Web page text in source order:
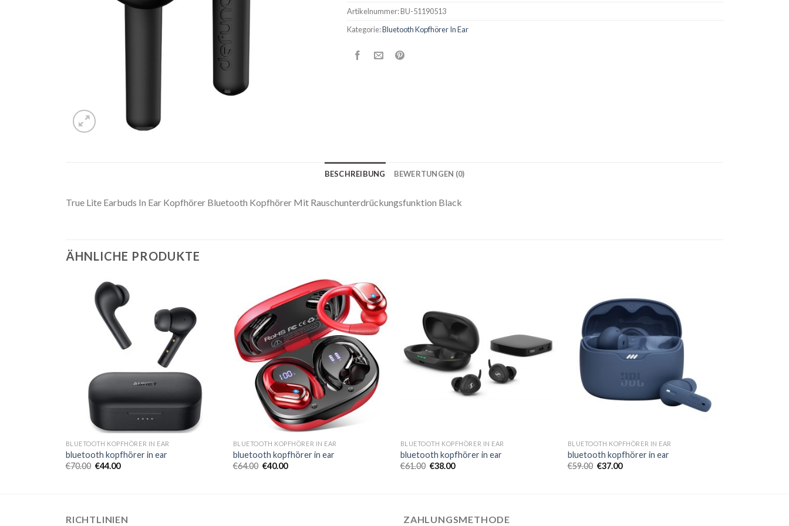
Artikelnummer:BU-51190513
Kategorie:Bluetooth Kopfhörer In Ear
BESCHREIBUNG BEWERTUNGEN (0)
True Lite Earbuds In Ear Kopfhörer Bluetooth Kopfhörer Mit Rauschunterdrückungsfunktion Black
ÄHNLICHE PRODUKTE
BLUETOOTH KOPFHÖRER IN EAR
bluetooth kopfhörer in ear
€70.00 €44.00
BLUETOOTH KOPFHÖRER IN EAR
bluetooth kopfhörer in ear
€64.00 €40.00
BLUETOOTH KOPFHÖRER IN EAR
bluetooth kopfhörer in ear
€61.00 €38.00
BLUETOOTH KOPFHÖRER IN EAR
bluetooth kopfhörer in ear
€59.00 €37.00
RICHTLINIEN ZAHLUNGSMETHODE